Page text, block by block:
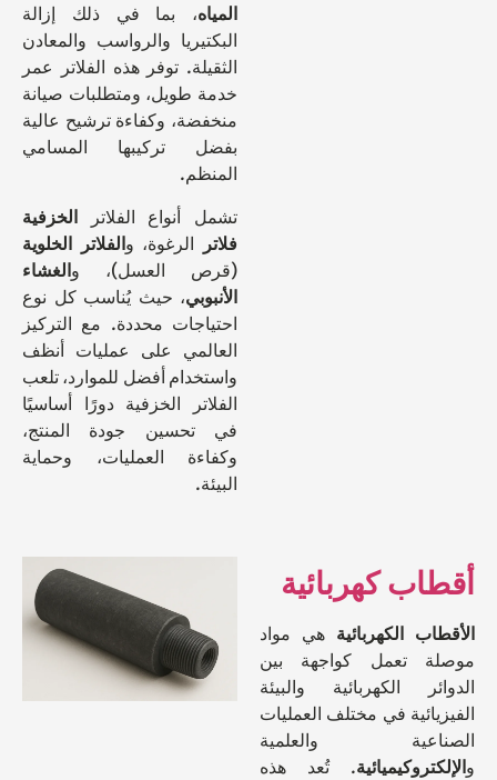
، بما في ذلك إزالة
البكتيريا والرواسب والمعادن
الثقيلة. توفر هذه الفلاتر عمر
خدمة طويل، ومتطلبات صيانة
منخفضة، وكفاءة ترشيح عالية
بفضل تركيبها المسامي
تشمل أنواع الفلاترالخزفية
الرغوة، والفلاتر الخلوية
(قرص العسل)، والغشاء
، حيث يُناسب كل نوع
احتياجات محددة. مع التركيز
العالمي على عمليات أنظف
واستخدام أفضل للموارد، تلعب
الفلاتر الخزفية دورًا أساسيًا
في تحسين جودة المنتج،
وكفاءة العمليات، وحماية
كهربائية
الكهربائيةهي مواد
تعمل كواجهة بين
الكهربائية والبيئة
في مختلف العمليات
والعلمية
. تُعد هذه